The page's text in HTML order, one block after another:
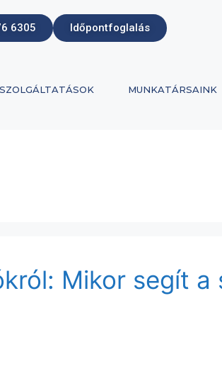
6305 Időpontfoglalás
MUNKATÁRSAINK
Mikor segít a